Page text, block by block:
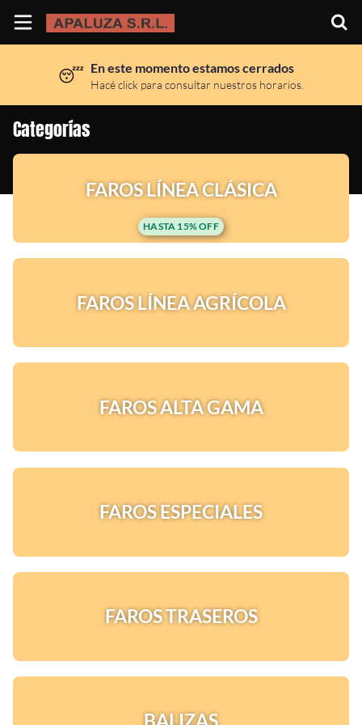
Inicio
Ubicación
tienda así para mi
😴 En este momento estamos cerrados
Hacé click para consultar nuestros horarios.
Categorías
FAROS LÍNEA CLÁSICA
HASTA 15% OFF
FAROS LÍNEA AGRÍCOLA
FAROS ALTA GAMA
FAROS ESPECIALES
FAROS TRASEROS